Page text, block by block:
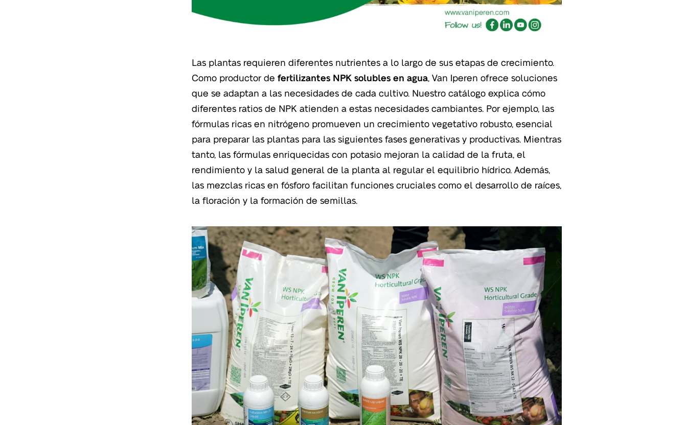
Las plantas requieren diferentes nutrientes a lo largo de sus etapas de crecimiento.
Como productor defertilizantes NPK solubles en agua, Van Iperen ofrece soluciones
que se adaptan a las necesidades de cada cultivo. Nuestro catálogo explica cómo
diferentes ratios de NPK atienden a estas necesidades cambiantes. Por ejemplo, las
fórmulas ricas en nitrógeno promueven un crecimiento vegetativo robusto, esencial
para preparar las plantas para las siguientes fases generativas y productivas. Mientras
tanto, las fórmulas enriquecidas con potasio mejoran la calidad de la fruta, el
rendimiento y la salud general de la planta al regular el equilibrio hídrico. Además,
las mezclas ricas en fósforo facilitan funciones cruciales como el desarrollo de raíces,
la floración y la formación de semillas.